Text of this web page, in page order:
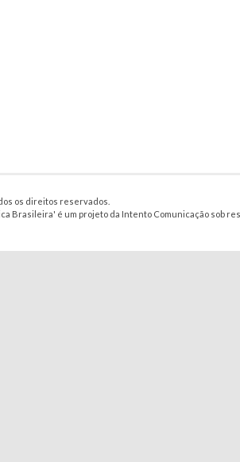
os direitos reservados.
Brasileira' é um projeto da Intento Comunicação sob